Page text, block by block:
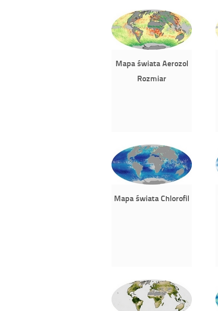
Mapa świata Aerozol
Rozmiar
Mapa świata Chlorofil